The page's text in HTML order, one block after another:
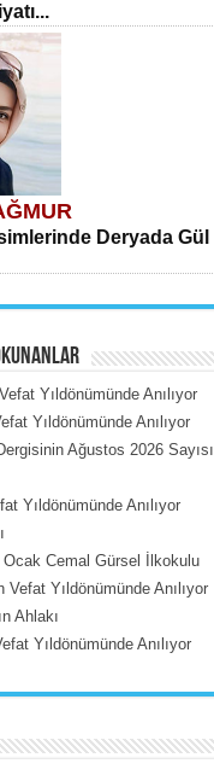
Deryada Gül
Maskeler...
Yıldönümünde Anılıyor
Yıldönümünde Anılıyor
Ağustos 2026 Sayısı
Yıldönümünde Anılıyor
Ocak Cemal Gürsel İlkokulu
Vefat Yıldönümünde Anılıyor
Ahlakı
Yıldönümünde Anılıyor